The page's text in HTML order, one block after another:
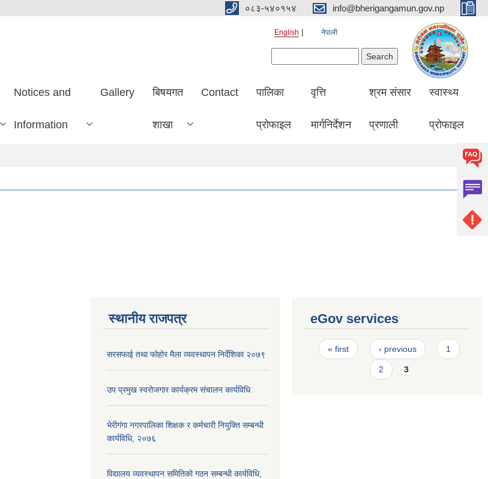
०८३-५४०१५४ info@bherigangamun.gov.np
English नेपाली
Notices and
Information
Gallery बिषयगत
शाखा
Contact पालिका
प्रोफाइल
वृत्ति
मार्गनिर्देशन
श्रम संसार
प्रणाली
स्वास्थ्य
प्रोफाइल
स्थानीय राजपत्र
सरसफाई तथा फोहोर मैला व्यवस्थापन निर्देशिका २०७९
उप प्रमुख स्वरोजगार कार्यक्रम संचालन कार्यविधि
भेरीगंगा नगरपालिका शिक्षक र कर्मचारी नियुक्ति सम्बन्धी
कार्यविधि, २०७६
विद्यालय व्यवस्थापन समितिको गठन सम्बन्धी कार्यविधि,
eGov services
Pages
« first ‹ previous 1
2 3